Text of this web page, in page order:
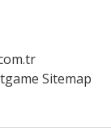
Sitemap